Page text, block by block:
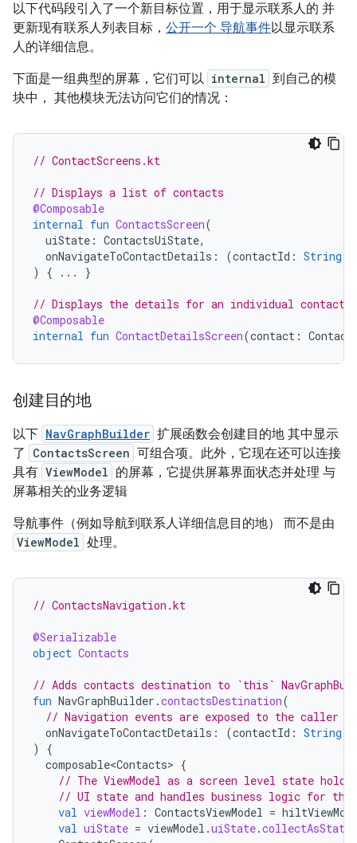
以下代码段引入了一个新目标位置，用于显示联系人的 并
更新现有联系人列表目标， 公开一个 导航事件以显示联系
人的详细信息。
下面是一组典型的屏幕，它们可以 internal 到自己的模
块中， 其他模块无法访问它们的情况：
// ContactScreens.kt
// Displays a list of contacts
@Composable
internal fun ContactsScreen(
uiState : ContactsUiState,
onNavigateToContactDetails : (contactId : String
)
{ ... }
// Displays the details for an individual contact
@Composable
internal fun ContactDetailsScreen(contact :
创建目的地
以下 NavGraphBuilder 扩展函数会创建目的地 其中显示
了
ContactsScreen 可组合项。此外，它现在还可以连接
具有 ViewModel 的屏幕，它提供屏幕界面状态并处理 与
屏幕相关的业务逻辑
导航事件（例如导航到联系人详细信息目的地） 而不是由
ViewModel 处理。
// ContactsNavigation.kt
@Serializable
object Contacts
// Adds contacts destination to `this`
fun NavGraphBuilder .contactsDestination(
// Navigation events are exposed to the caller
onNavigateToContactDetails : (contactId : String
)
{
composable<Contacts> {
// The ViewModel as a screen level state
// UI state and handles business logic for the
val viewModel : ContactsViewModel =
val uiState = viewModel .uiState.